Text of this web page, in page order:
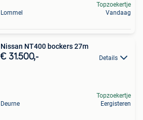
Lommel
Topzoekertje
Vandaag
Nissan NT400 bockers 27m
€ 31.500,- Details
Deurne
Topzoekertje
Eergisteren